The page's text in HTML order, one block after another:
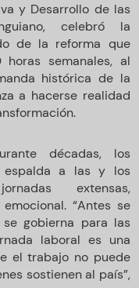
y Desarrollo de las
celebró la
de la reforma que
semanales, al
histórica de la
a hacerse realidad
décadas, los
espalda a las y los
extensas,
“Antes se
gobierna para las
laboral es una
el trabajo no puede
sostienen al país”,